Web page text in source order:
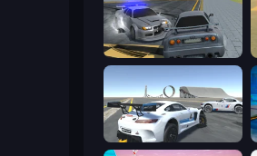
RCC City Racing